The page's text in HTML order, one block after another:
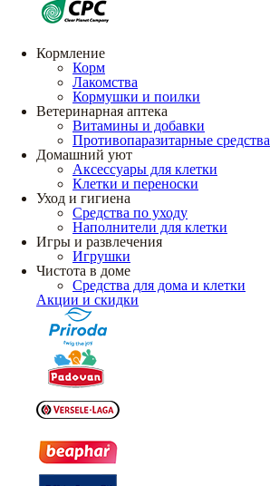
Кормление
Корм
Лакомства
Кормушки и поилки
Ветеринарная аптека
Витамины и добавки
Противопаразитарные средства
Домашний уют
Аксессуары для клетки
Клетки и переноски
Уход и гигиена
Средства по уходу
Наполнители для клетки
Игры и развлечения
Игрушки
Чистота в доме
Средства для дома и клетки
Акции и скидки